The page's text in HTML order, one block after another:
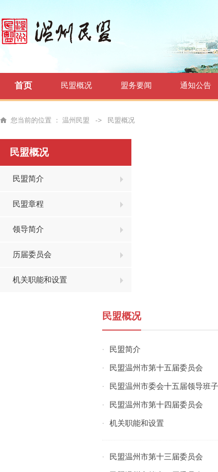
首页 民盟概况 盟务要闻 通知公告
您当前的位置 ： 温州民盟 -> 民盟概况
民盟概况
民盟简介
民盟章程
领导简介
历届委员会
机关职能和设置
民盟概况
· 民盟简介
· 民盟温州市第十五届委员会
· 民盟温州市委会十五届领导班
· 民盟温州市第十四届委员会
· 机关职能和设置
· 民盟温州市第十三届委员会